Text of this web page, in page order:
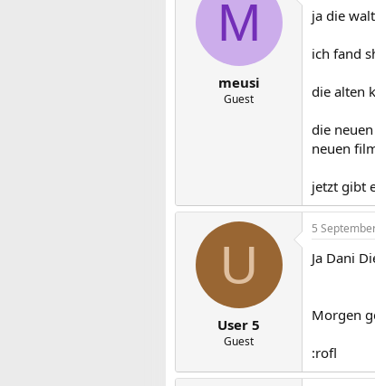
M
meusi
Guest
ja die
ich fand
die alten
die
neuen
jetzt gibt
U
User 5
Guest
5
Ja Dani
Morgen
:rofl